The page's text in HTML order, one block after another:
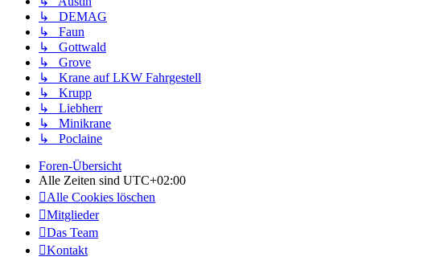
↳ DEMAG
↳ Faun
↳ Gottwald
↳ Grove
↳ Krane auf LKW Fahrgestell
↳ Krupp
↳ Liebherr
↳ Minikrane
↳ Poclaine
Foren-Übersicht
Alle Zeiten sind UTC+02:00
Alle Cookies löschen
Mitglieder
Das Team
Kontakt